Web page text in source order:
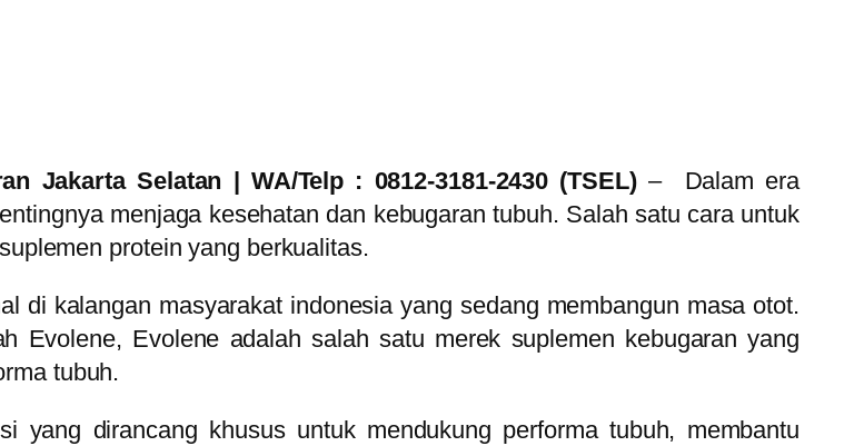
Jakarta Selatan | WA/Telp : 0812-3181-2430 (TSEL)– Dalam era
menjaga kesehatan dan kebugaran tubuh. Salah satu cara untuk
protein yang berkualitas.
di kalangan masyarakat indonesia yang sedang membangun masa otot.
Evolene, Evolene adalah salah satu merek suplemen kebugaran yang
tubuh.
yang dirancang khusus untuk mendukung performa tubuh, membantu